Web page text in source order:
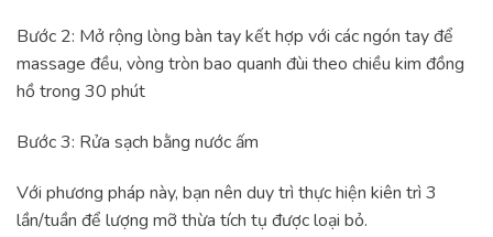
Bước 2: Mở rộng lòng bàn tay kết hợp với các ngón tay để
massage đều, vòng tròn bao quanh đùi theo chiều kim đồng
hồ trong 30 phút
Bước 3: Rửa sạch bằng nước ấm
Với phương pháp này, bạn nên duy trì thực hiện kiên trì 3
lần/tuần để lượng mỡ thừa tích tụ được loại bỏ.